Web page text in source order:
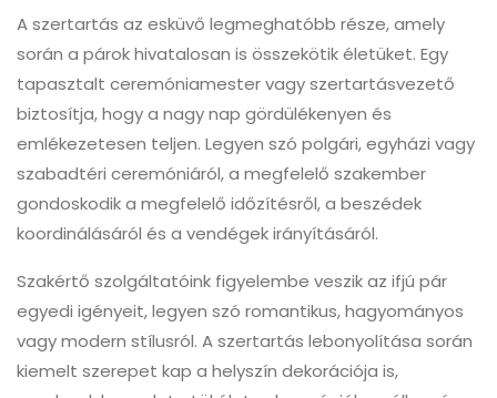
A szertartás az esküvő legmeghatóbb része, amely
során a párok hivatalosan is összekötik életüket. Egy
tapasztalt ceremóniamester vagy szertartásvezető
biztosítja, hogy a nagy nap gördülékenyen és
emlékezetesen teljen. Legyen szó polgári, egyházi vagy
szabadtéri ceremóniáról, a megfelelő szakember
gondoskodik a megfelelő időzítésről, a beszédek
koordinálásáról és a vendégek irányításáról.
Szakértő szolgáltatóink figyelembe veszik az ifjú pár
egyedi igényeit, legyen szó romantikus, hagyományos
vagy modern stílusról. A szertartás lebonyolítása során
kiemelt szerepet kap a helyszín dekorációja is,